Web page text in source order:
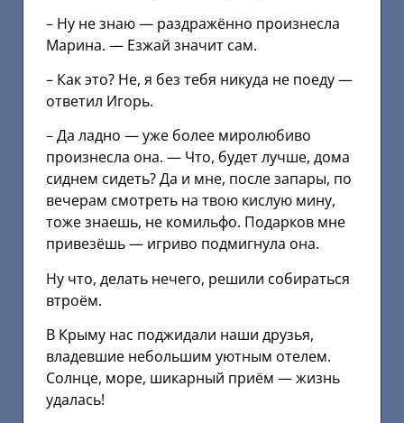
– Ну не знаю — раздражённо произнесла
Марина. — Езжай значит сам.
– Как это? Не, я без тебя никуда не поеду —
ответил Игорь.
– Да ладно — уже более миролюбиво
произнесла она. — Что, будет лучше, дома
сиднем сидеть? Да и мне, после запары, по
вечерам смотреть на твою кислую мину,
тоже знаешь, не комильфо. Подарков мне
привезёшь — игриво подмигнула она.
Ну что, делать нечего, решили собираться
втроём.
В Крыму нас поджидали наши друзья,
владевшие небольшим уютным отелем.
Солнце, море, шикарный приём — жизнь
удалась!